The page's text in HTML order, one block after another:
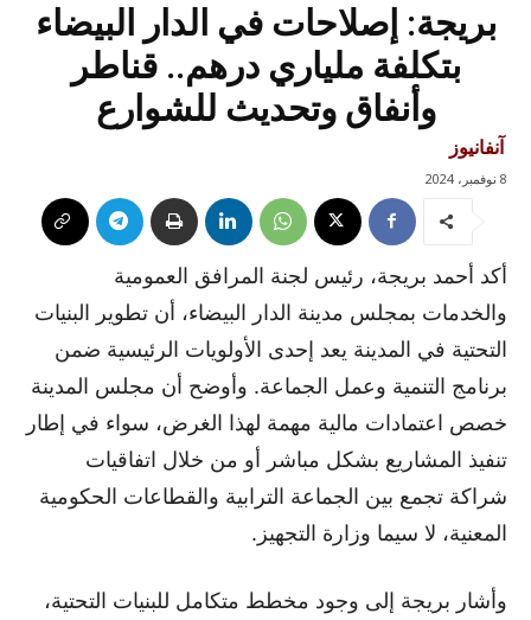
بريجة: إصلاحات في الدار البيضاء
بتكلفة ملياري درهم.. قناطر
وأنفاق وتحديث للشوارع
آنفانيوز
8 نوفمبر، 2024
أكد أحمد بريجة، رئيس لجنة المرافق العمومية
والخدمات بمجلس مدينة الدار البيضاء، أن تطوير البنيات
التحتية في المدينة يعد إحدى الأولويات الرئيسية ضمن
برنامج التنمية وعمل الجماعة. وأوضح أن مجلس المدينة
خصص اعتمادات مالية مهمة لهذا الغرض، سواء في إطار
تنفيذ المشاريع بشكل مباشر أو من خلال اتفاقيات
شراكة تجمع بين الجماعة الترابية والقطاعات الحكومية
المعنية، لا سيما وزارة التجهيز.
وأشار بريجة إلى وجود مخطط متكامل للبنيات التحتية،